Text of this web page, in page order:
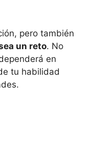
pero también
un reto. No
en
tu habilidad